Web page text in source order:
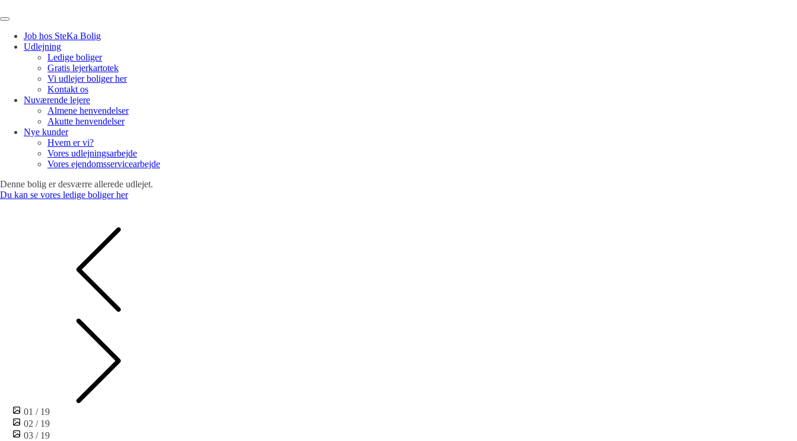
Job hos SteKa Bolig
Udlejning
Ledige boliger
Gratis lejerkartotek
Vi udlejer boliger her
Kontakt os
Nuværende lejere
Almene henvendelser
Akutte henvendelser
Nye kunder
Hvem er vi?
Vores udlejningsarbejde
Vores ejendomsservicearbejde
Denne bolig er desværre allerede udlejet.
Du kan se vores ledige boliger her
01 / 19
02 / 19
03 / 19